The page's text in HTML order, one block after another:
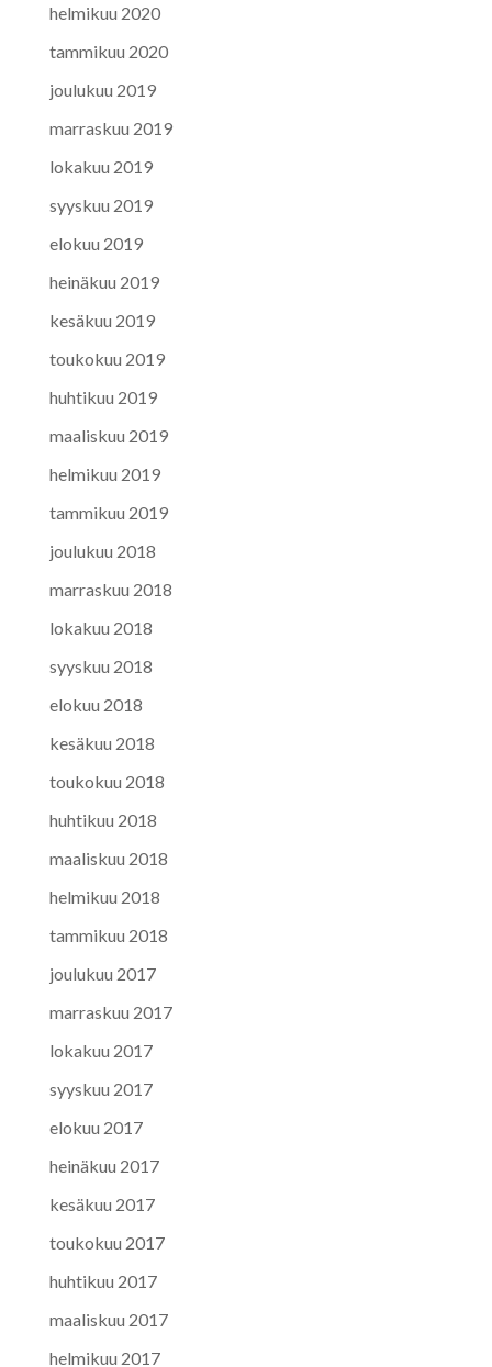
helmikuu 2020
tammikuu 2020
joulukuu 2019
marraskuu 2019
lokakuu 2019
syyskuu 2019
elokuu 2019
heinäkuu 2019
kesäkuu 2019
toukokuu 2019
huhtikuu 2019
maaliskuu 2019
helmikuu 2019
tammikuu 2019
joulukuu 2018
marraskuu 2018
lokakuu 2018
syyskuu 2018
elokuu 2018
kesäkuu 2018
toukokuu 2018
huhtikuu 2018
maaliskuu 2018
helmikuu 2018
tammikuu 2018
joulukuu 2017
marraskuu 2017
lokakuu 2017
syyskuu 2017
elokuu 2017
heinäkuu 2017
kesäkuu 2017
toukokuu 2017
huhtikuu 2017
maaliskuu 2017
helmikuu 2017